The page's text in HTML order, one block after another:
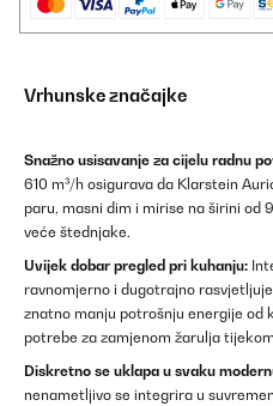
Vrhunske značajke
Snažno usisavanje za cijelu radnu
610 m³/h osigurava da Klarstein
paru, masni dim i mirise na širini od
veće štednjake.
Uvijek dobar pregled pri kuhanju:
ravnomjerno i dugotrajno
znatno manju potrošnju energije od
potrebe za zamjenom žarulja
Diskretno se uklapa u svaku
nenametljivo se integrira u